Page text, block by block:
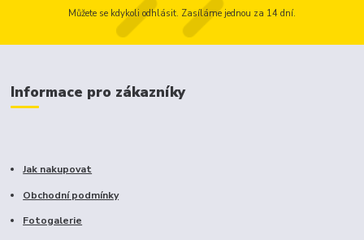
Můžete se kdykoli odhlásit. Zasíláme jednou za 14 dní.
Informace pro zákazníky
Jak nakupovat
Obchodní podmínky
Fotogalerie